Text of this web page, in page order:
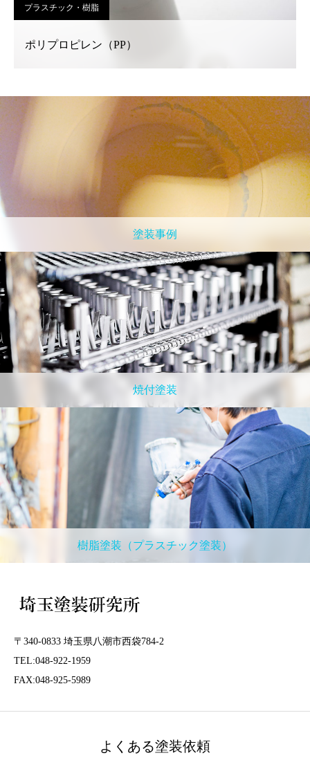
プラスチック・樹脂
ポリプロピレン（PP）
塗装事例
焼付塗装
樹脂塗装（プラスチック塗装）
〒340-0833 埼玉県八潮市西袋784-2
TEL:048-922-1959
FAX:048-925-5989
よくある塗装依頼